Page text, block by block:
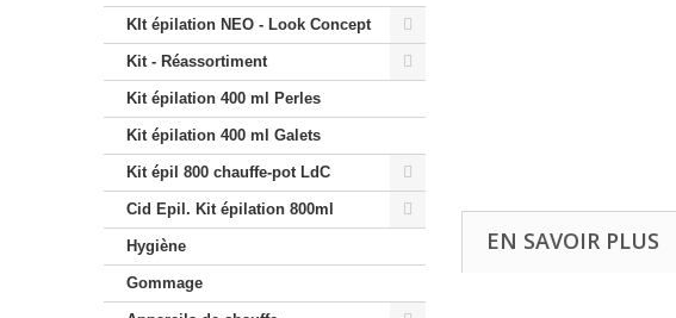
KIt épilation NEO - Look Concept
Kit - Réassortiment
Kit épilation 400 ml Perles
Kit épilation 400 ml Galets
Kit épil 800 chauffe-pot LdC
Cid Epil. Kit épilation 800ml
Hygiène
Gommage
EN SAVOIR PLUS